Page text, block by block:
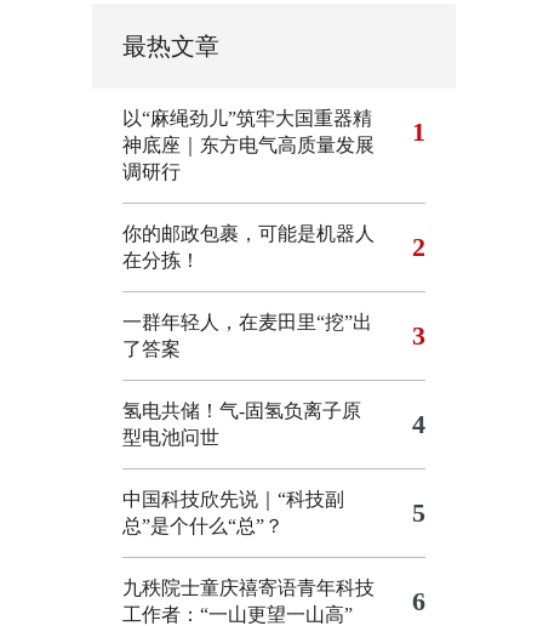
最热文章
以“麻绳劲儿”筑牢大国重器精
神底座｜东方电气高质量发展
调研行
1
你的邮政包裹，可能是机器人
在分拣！
2
一群年轻人，在麦田里“挖”出
了答案
3
氢电共储！气-固氢负离子原
型电池问世
4
中国科技欣先说｜“科技副
总”是个什么“总”？
5
九秩院士童庆禧寄语青年科技
工作者：“一山更望一山高”
6